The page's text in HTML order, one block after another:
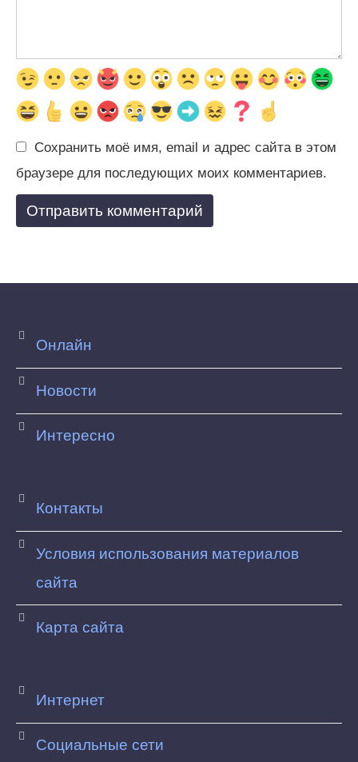
Сохранить моё имя, email и адрес сайта в этом
браузере для последующих моих комментариев.
Онлайн
Новости
Интересно
Контакты
Условия использования материалов
сайта
Карта сайта
Интернет
Социальные сети